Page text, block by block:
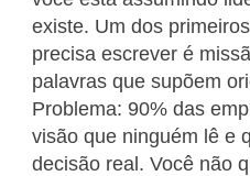
existe. Um dos
precisa escrever é
palavras que supõem
Problema: 90% das
visão que ninguém lê e
decisão real. Você não